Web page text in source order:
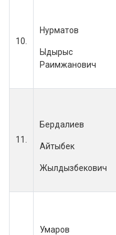
10.
Нурматов
Ыдырыс
Раимжанович
11.
Бердалиев
Айтыбек
Жылдызбекович
Умаров